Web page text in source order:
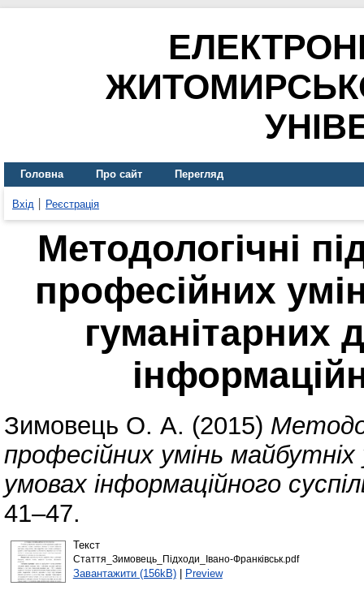
Головна Про сайт Перегляд
Вхід Реєстрація
Методологічні
професійних
гуманітарних
Зимовець О. А. (2015)
професійних умінь
умовах інформаційного
41–47.
Текст
Стаття_Зимовець_Підходи_Івано-Франківськ.pdf
Завантажити (156kB)| Preview